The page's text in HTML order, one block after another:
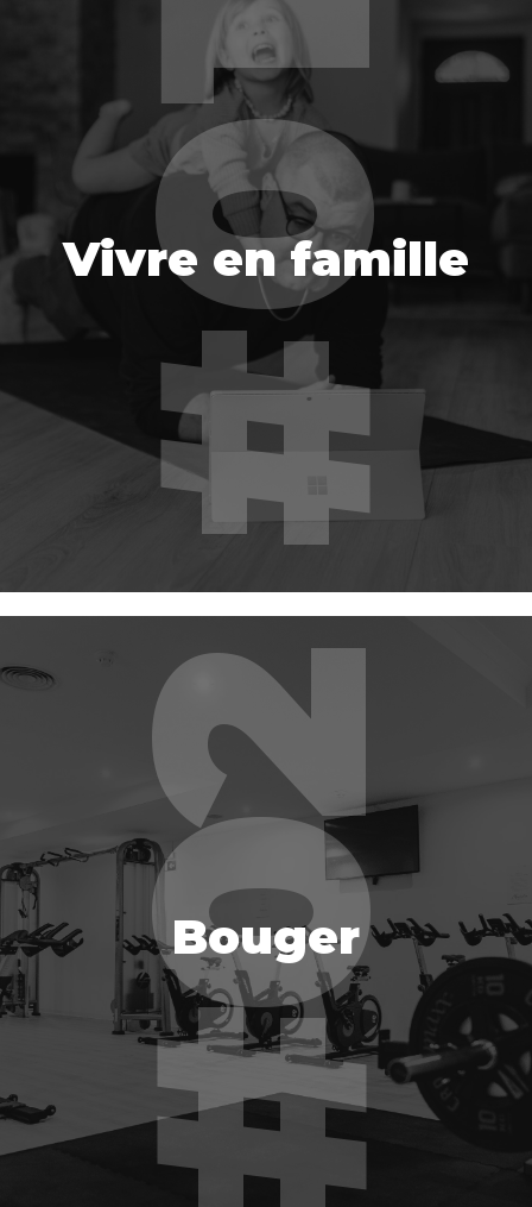
Vivre en famille
Vivre en famille
EN SAVOIR PLUS
Bouger
Bouger
EN SAVOIR PLUS